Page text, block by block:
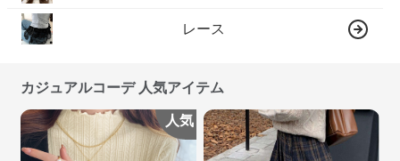
レース
カジュアルコーデ 人気アイテム
人気